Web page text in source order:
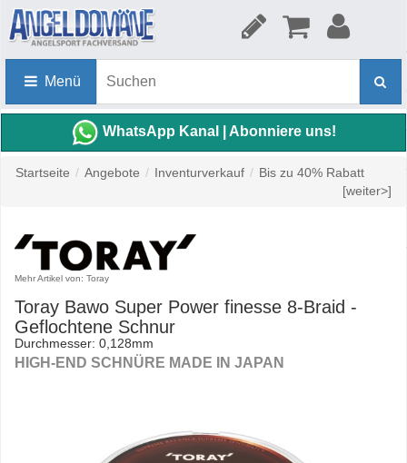
Menü
WhatsApp Kanal | Abonniere uns!
Startseite / Angebote / Inventurverkauf / Bis zu 40% Rabatt
[weiter>]
Mehr Artikel von: Toray
Toray Bawo Super Power finesse 8-Braid -
Geflochtene Schnur
Durchmesser: 0,128mm
HIGH-END SCHNÜRE MADE IN JAPAN